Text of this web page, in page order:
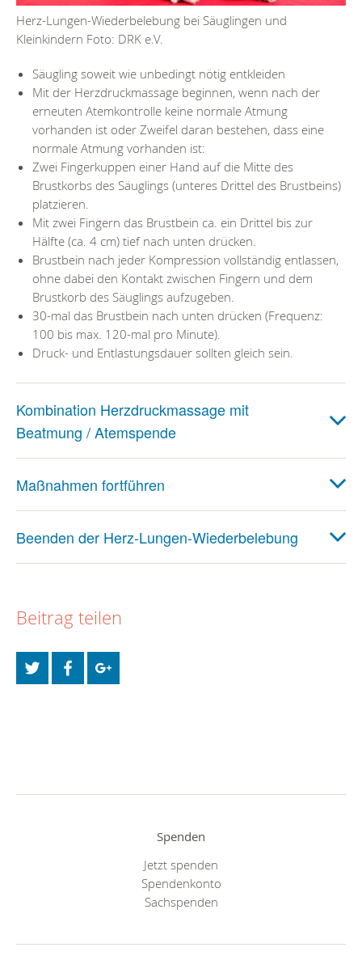
Herz-Lungen-Wiederbelebung bei Säuglingen und
Kleinkindern Foto: DRK e.V.
Säugling soweit wie unbedingt nötig entkleiden
Mit der Herzdruckmassage beginnen, wenn nach der
erneuten Atemkontrolle keine normale Atmung
vorhanden ist oder Zweifel daran bestehen, dass eine
normale Atmung vorhanden ist:
Zwei Fingerkuppen einer Hand auf die Mitte des
Brustkorbs des Säuglings (unteres Drittel des Brustbeins)
platzieren.
Mit zwei Fingern das Brustbein ca. ein Drittel bis zur
Hälfte (ca. 4 cm) tief nach unten drücken.
Brustbein nach jeder Kompression vollständig entlassen,
ohne dabei den Kontakt zwischen Fingern und dem
Brustkorb des Säuglings aufzugeben.
30-mal das Brustbein nach unten drücken (Frequenz:
100 bis max. 120-mal pro Minute).
Druck- und Entlastungsdauer sollten gleich sein.
Kombination Herzdruckmassage mit
Beatmung / Atemspende
Maßnahmen fortführen
Beenden der Herz-Lungen-Wiederbelebung
Beitrag teilen
Spenden
Jetzt spenden
Spendenkonto
Sachspenden